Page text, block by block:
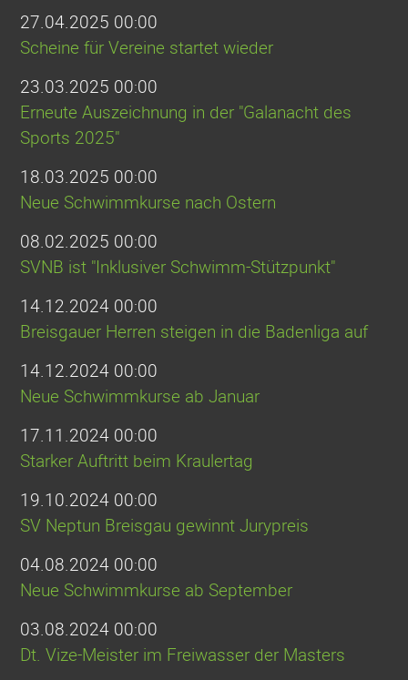
27.04.2025 00:00
Scheine für Vereine startet wieder
23.03.2025 00:00
Erneute Auszeichnung in der "Galanacht des
Sports 2025"
18.03.2025 00:00
Neue Schwimmkurse nach Ostern
08.02.2025 00:00
SVNB ist "Inklusiver Schwimm-Stützpunkt"
14.12.2024 00:00
Breisgauer Herren steigen in die Badenliga auf
14.12.2024 00:00
Neue Schwimmkurse ab Januar
17.11.2024 00:00
Starker Auftritt beim Kraulertag
19.10.2024 00:00
SV Neptun Breisgau gewinnt Jurypreis
04.08.2024 00:00
Neue Schwimmkurse ab September
03.08.2024 00:00
Dt. Vize-Meister im Freiwasser der Masters